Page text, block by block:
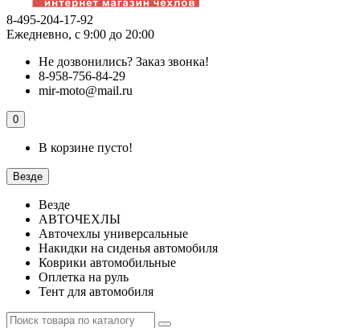
8-495-204-17-92
Ежедневно, с 9:00 до 20:00
Не дозвонились? Заказ звонка!
8-958-756-84-29
mir-moto@mail.ru
0
В корзине пусто!
Везде
Везде
АВТОЧЕХЛЫ
Авточехлы универсальные
Накидки на сиденья автомобиля
Коврики автомобильные
Оплетка на руль
Тент для автомобиля